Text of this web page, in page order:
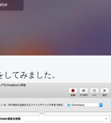
てみました。